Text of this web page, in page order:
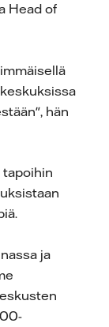
Head of
hän
tapoihin
ja